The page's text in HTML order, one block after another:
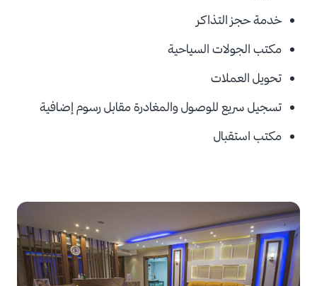
خدمة حجز التذاكر
مكتب الجولات السياحية
تحويل العملات
تسجيل سريع للوصول والمغادرة مقابل رسوم إضافية
مكتب استقبال